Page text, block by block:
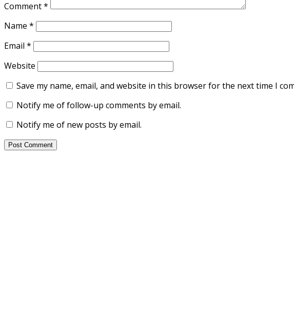
Comment*
Name *
Email *
Website
Save my name, email, and website in this browser for the next time I
Notify me of follow-up comments by email.
Notify me of new posts by email.